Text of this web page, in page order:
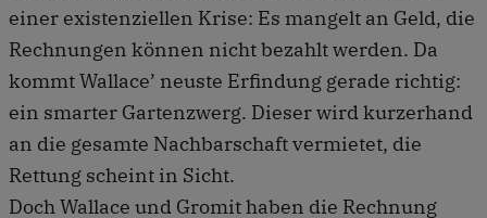
einer existenziellen Krise: Es mangelt an Geld, die
Rechnungen können nicht bezahlt werden. Da
kommt Wallace’ neuste Erfindung gerade richtig:
ein smarter Gartenzwerg. Dieser wird kurzerhand
an die gesamte Nachbarschaft vermietet, die
Rettung scheint in Sicht.
Doch Wallace und Gromit haben die Rechnung